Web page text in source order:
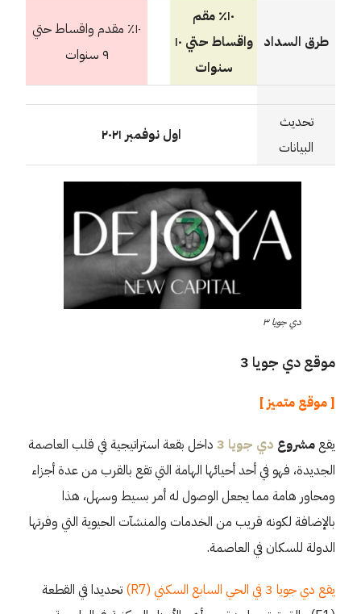
طرق السداد
١٠٪ مقم
واقساط حتي ١٠
سنوات
١٠٪ مقدم واقساط حتي
٩ سنوات
تحديث
البيانات
اول نوفمبر ٢٠٢١
دي جويا ٣
موقع دي جويا 3
[ موقع متميز ]
يقعمشروع دي جويا 3
داخل بقعة استراتيجية في قلب العاصمة
الجديدة، فهو في أحد أحيائها الهامة التي تقع بالقرب من عدة أجزاء
ومحاور هامة مما يجعل الوصول له أمر بسيط وسهل، هذا
بالإضافة لكونه قريب من الخدمات والمنشآت الحيوية التي وفرتها
الدولة للسكان في العاصمة.
يقع دي جويا 3 في الحي السابع السكني (R7)
تحديدا في القطعة